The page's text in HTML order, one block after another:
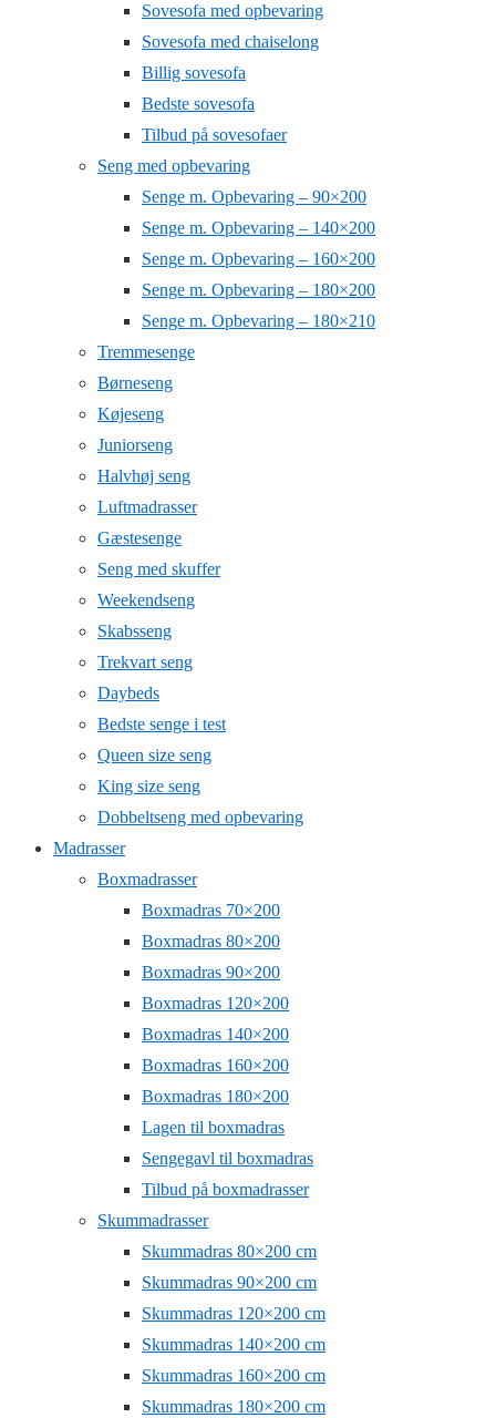
Sovesofa med opbevaring
Sovesofa med chaiselong
Billig sovesofa
Bedste sovesofa
Tilbud på sovesofaer
Seng med opbevaring
Senge m. Opbevaring – 90×200
Senge m. Opbevaring – 140×200
Senge m. Opbevaring – 160×200
Senge m. Opbevaring – 180×200
Senge m. Opbevaring – 180×210
Tremmesenge
Børneseng
Køjeseng
Juniorseng
Halvhøj seng
Luftmadrasser
Gæstesenge
Seng med skuffer
Weekendseng
Skabsseng
Trekvart seng
Daybeds
Bedste senge i test
Queen size seng
King size seng
Dobbeltseng med opbevaring
Madrasser
Boxmadrasser
Boxmadras 70×200
Boxmadras 80×200
Boxmadras 90×200
Boxmadras 120×200
Boxmadras 140×200
Boxmadras 160×200
Boxmadras 180×200
Lagen til boxmadras
Sengegavl til boxmadras
Tilbud på boxmadrasser
Skummadrasser
Skummadras 80×200 cm
Skummadras 90×200 cm
Skummadras 120×200 cm
Skummadras 140×200 cm
Skummadras 160×200 cm
Skummadras 180×200 cm